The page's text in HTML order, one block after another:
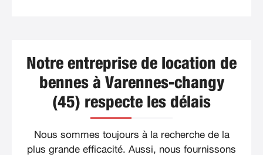
Notre entreprise de location de
bennes à Varennes-changy
(45) respecte les délais
Nous sommes toujours à la recherche de la
plus grande efficacité. Aussi, nous fournissons